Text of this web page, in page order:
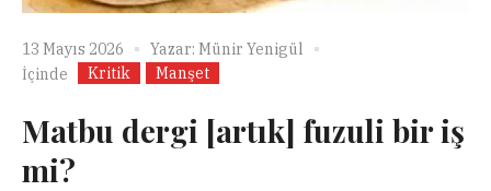
13 Mayıs 2026 Yazar: Münir Yenigül
İçinde
Kritik Manşet
Matbu dergi [artık] fuzuli bir iş
mi?